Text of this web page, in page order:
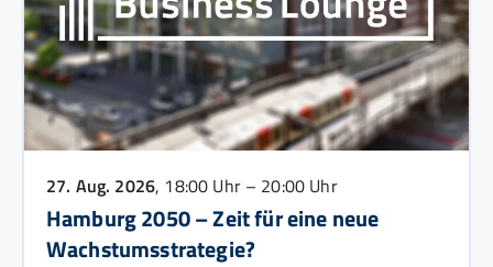
27. Aug. 2026, 18:00 Uhr – 20:00 Uhr
Hamburg 2050 – Zeit für eine neue
Wachstumsstrategie?